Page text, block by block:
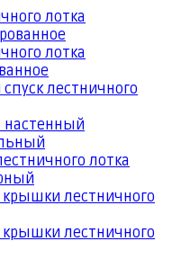
лотка
лотка
лестничного
лотка
лестничного
лестничного